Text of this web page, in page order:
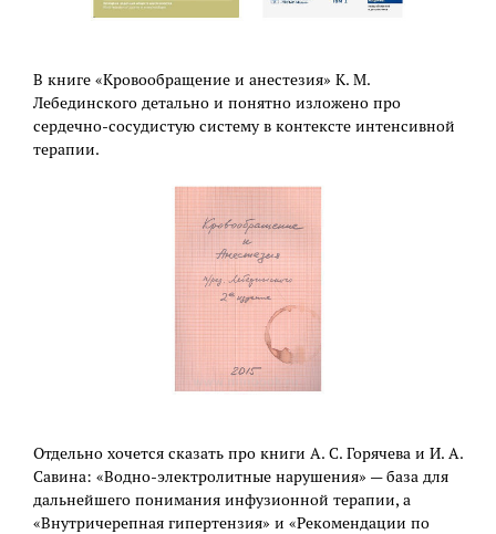
В книге «Кровообращение и анестезия» К. М.
Лебединского детально и понятно изложено про
сердечно-сосудистую систему в контексте интенсивной
терапии.
Отдельно хочется сказать про книги А. С. Горячева и И. А.
Савина: «Водно-электролитные нарушения» — база для
дальнейшего понимания инфузионной терапии, а
«Внутричерепная гипертензия» и «Рекомендации по